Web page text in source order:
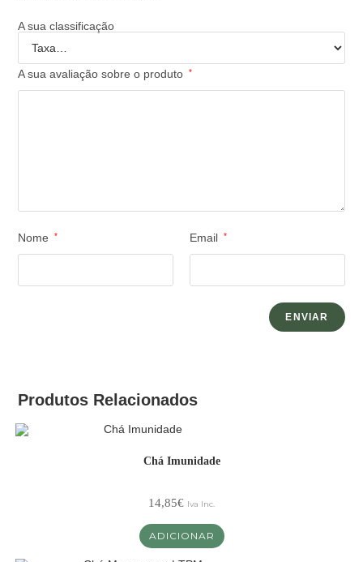
A sua classificação
A sua avaliação sobre o produto *
Nome * Email *
Produtos Relacionados
Chá Imunidade
14,85€ Iva Inc.
ADICIONAR